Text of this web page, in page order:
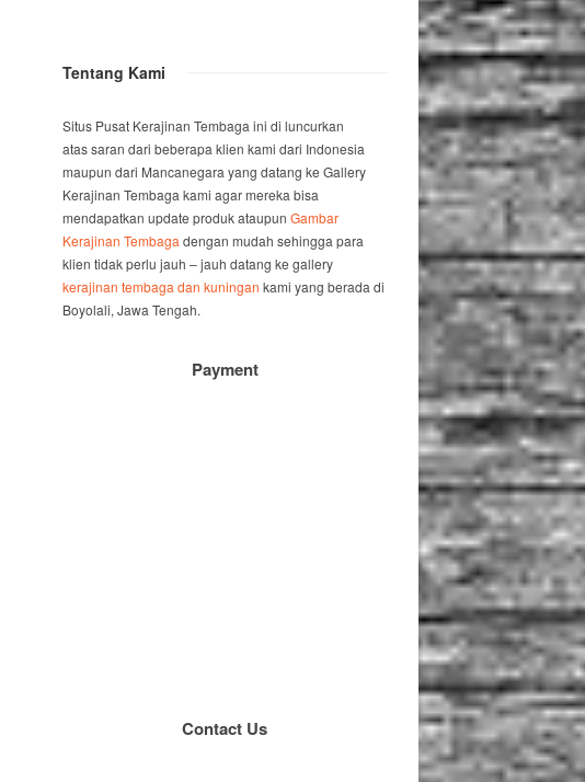
Tentang Kami
Situs Pusat Kerajinan Tembaga ini di luncurkan
atas saran dari beberapa klien kami dari Indonesia
maupun dari Mancanegara yang datang ke Gallery
Kerajinan Tembaga kami agar mereka bisa
mendapatkan update produk ataupun Gambar
Kerajinan Tembaga dengan mudah sehingga para
klien tidak perlu jauh – jauh datang ke gallery
kerajinan tembaga dan kuningan kami yang berada di
Boyolali, Jawa Tengah.
Payment
Contact Us